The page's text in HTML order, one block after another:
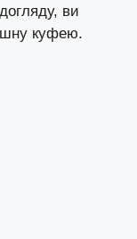
ви
куфею.